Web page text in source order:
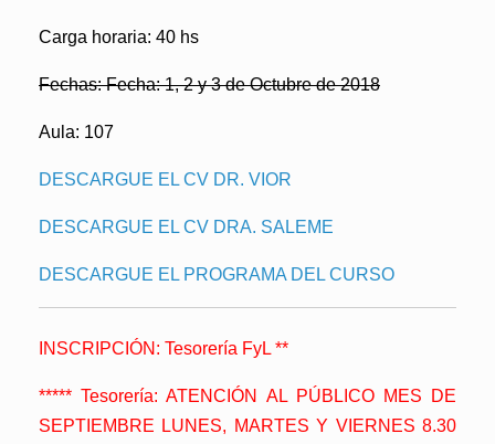
Carga horaria: 40 hs
Fechas: Fecha: 1, 2 y 3 de Octubre de 2018
Aula: 107
DESCARGUE EL CV DR. VIOR
DESCARGUE EL CV DRA. SALEME
DESCARGUE EL PROGRAMA DEL CURSO
INSCRIPCIÓN: Tesorería FyL **
***** Tesorería: ATENCIÓN AL PÚBLICO MES DE
SEPTIEMBRE LUNES, MARTES Y VIERNES 8.30